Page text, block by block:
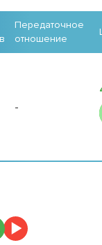
Передаточное
отношение
-